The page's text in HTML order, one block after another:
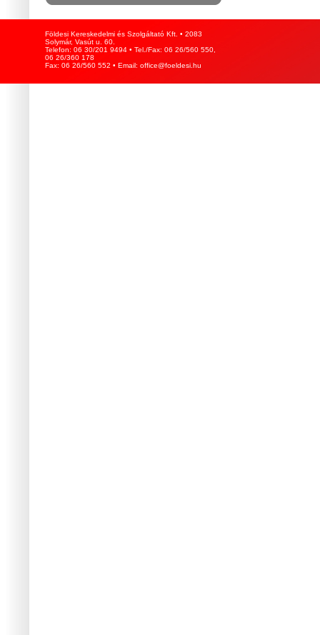
Földesi Kereskedelmi és Szolgáltató Kft. • 2083
Solymár, Vasút u. 60.
Telefon: 06 30/201 9494 • Tel./Fax: 06 26/560 550,
06 26/360 178
Fax: 06 26/560 552 • Email: office@foeldesi.hu